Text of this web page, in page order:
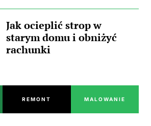
Jak ocieplić strop w
starym domu i obniżyć
rachunki
REMONT MALOWANIE